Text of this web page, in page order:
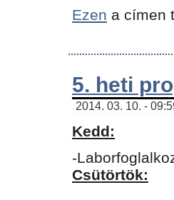
Ezen a címen
5. heti
2014. 03. 10. -
Kedd:
-
Csütörtök: